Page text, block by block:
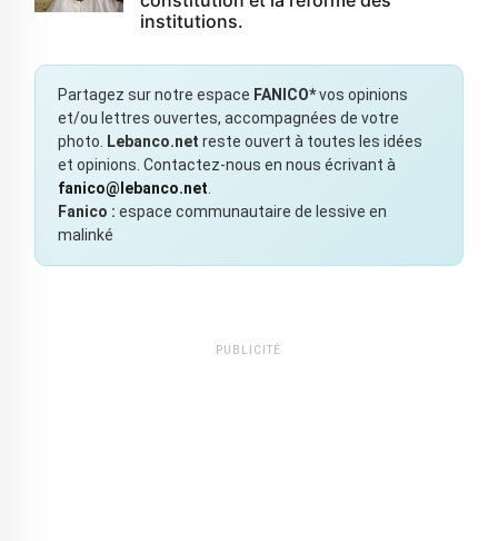
institutions.
Partagez sur notre espace FANICO*vos opinions
et/ou lettres ouvertes, accompagnées de votre
photo.
Lebanco.net reste ouvert à toutes les idées
et opinions. Contactez-nous en nous écrivant à
fanico@lebanco.net
Fanico : espace communautaire de lessive en
malinké
PUBLICITÉ